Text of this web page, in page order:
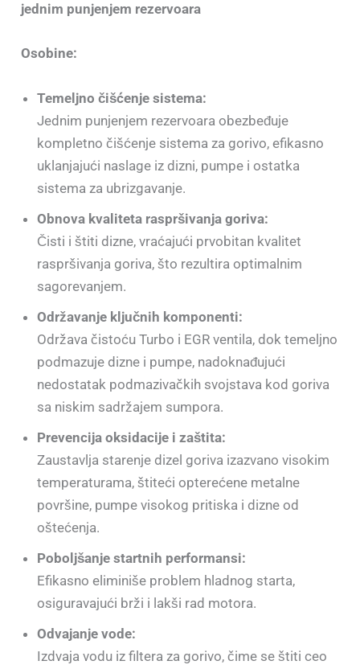
jednim punjenjem rezervoara
Osobine:
Temeljno čišćenje sistema:
Jednim punjenjem rezervoara obezbeđuje
kompletno čišćenje sistema za gorivo, efikasno
uklanjajući naslage iz dizni, pumpe i ostatka
sistema za ubrizgavanje.
Obnova kvaliteta raspršivanja goriva:
Čisti i štiti dizne, vraćajući prvobitan kvalitet
raspršivanja goriva, što rezultira optimalnim
sagorevanjem.
Održavanje ključnih komponenti:
Održava čistoću Turbo i EGR ventila, dok temeljno
podmazuje dizne i pumpe, nadoknađujući
nedostatak podmazivačkih svojstava kod goriva
sa niskim sadržajem sumpora.
Prevencija oksidacije i zaštita:
Zaustavlja starenje dizel goriva izazvano visokim
temperaturama, štiteći opterećene metalne
površine, pumpe visokog pritiska i dizne od
oštećenja.
Poboljšanje startnih performansi:
Efikasno eliminiše problem hladnog starta,
osiguravajući brži i lakši rad motora.
Odvajanje vode:
Izdvaja vodu iz filtera za gorivo, čime se štiti ceo